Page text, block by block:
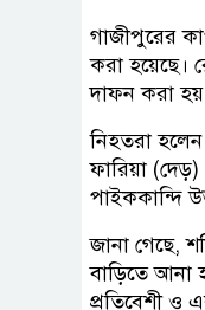
গাজীপুরের
করা হয়েছে।
দাফন করা
নিহতরা
ফারিয়া
পাইককান্দি
জানা গেছে,
বাড়িতে আনা
প্রতিবেশী ও